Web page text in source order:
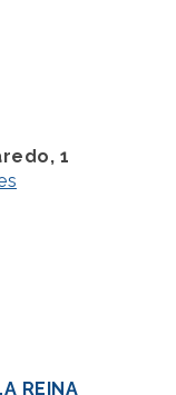
1
REINA